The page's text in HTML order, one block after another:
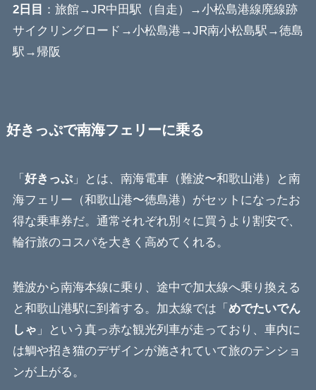
2日目 ：旅館→JR中田駅（自走）→小松島港線廃線跡
サイクリングロード→小松島港→JR南小松島駅→徳島
駅→帰阪
好きっぷで南海フェリーに乗る
「 好きっぷ」とは、南海電車（難波〜和歌山港）と南
海フェリー（和歌山港〜徳島港）がセットになったお
得な乗車券だ。通常それぞれ別々に買うより割安で、
輪行旅のコスパを大きく高めてくれる。
難波から南海本線に乗り、途中で加太線へ乗り換える
と和歌山港駅に到着する。加太線では「 めでたいでん
しゃ 」という真っ赤な観光列車が走っており、車内に
は鯛や招き猫のデザインが施されていて旅のテンショ
ンが上がる。